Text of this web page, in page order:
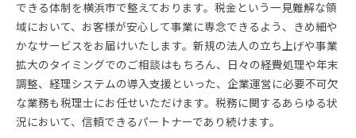
できる体制を横浜市で整えております。税金という一見難解な領
域において、お客様が安心して事業に専念できるよう、きめ細や
かなサービスをお届けいたします。新規の法人の立ち上げや事業
拡大のタイミングでのご相談はもちろん、日々の経費処理や年末
調整、経理システムの導入支援といった、企業運営に必要不可欠
な業務も税理士にお任せいただけます。税務に関するあらゆる状
況において、信頼できるパートナーであり続けます。